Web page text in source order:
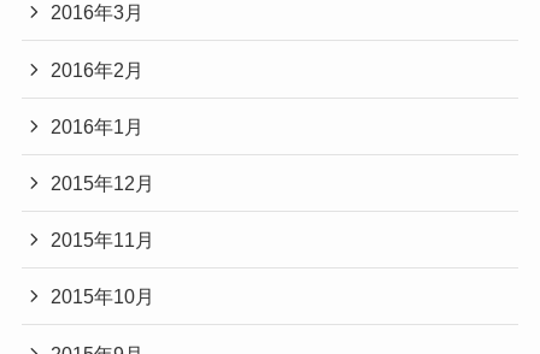
2016年3月
2016年2月
2016年1月
2015年12月
2015年11月
2015年10月